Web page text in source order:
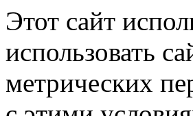
Этот сайт
использовать
метрических